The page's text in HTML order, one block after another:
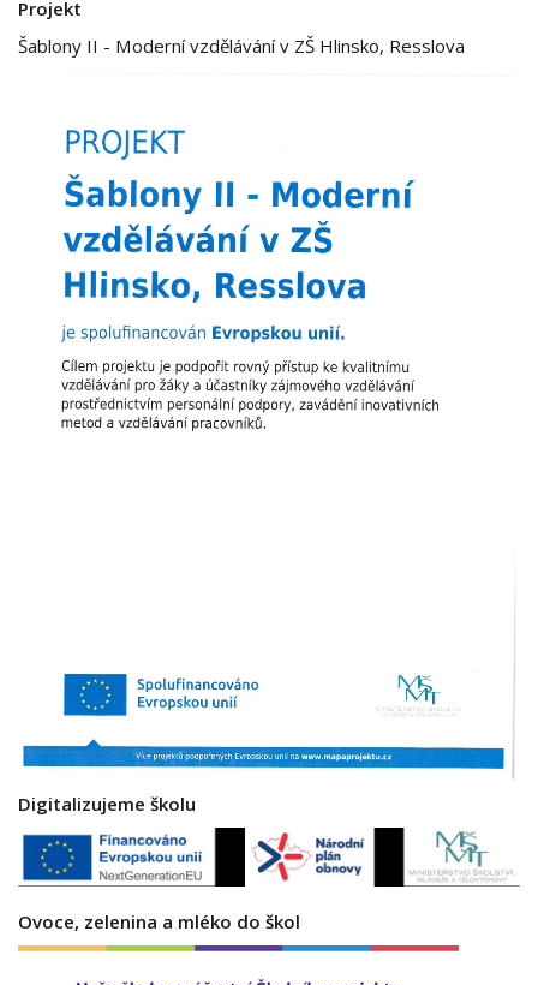
Projekt
Šablony II - Moderní vzdělávání v ZŠ Hlinsko, Resslova
Digitalizujeme školu
Ovoce, zelenina a mléko do škol